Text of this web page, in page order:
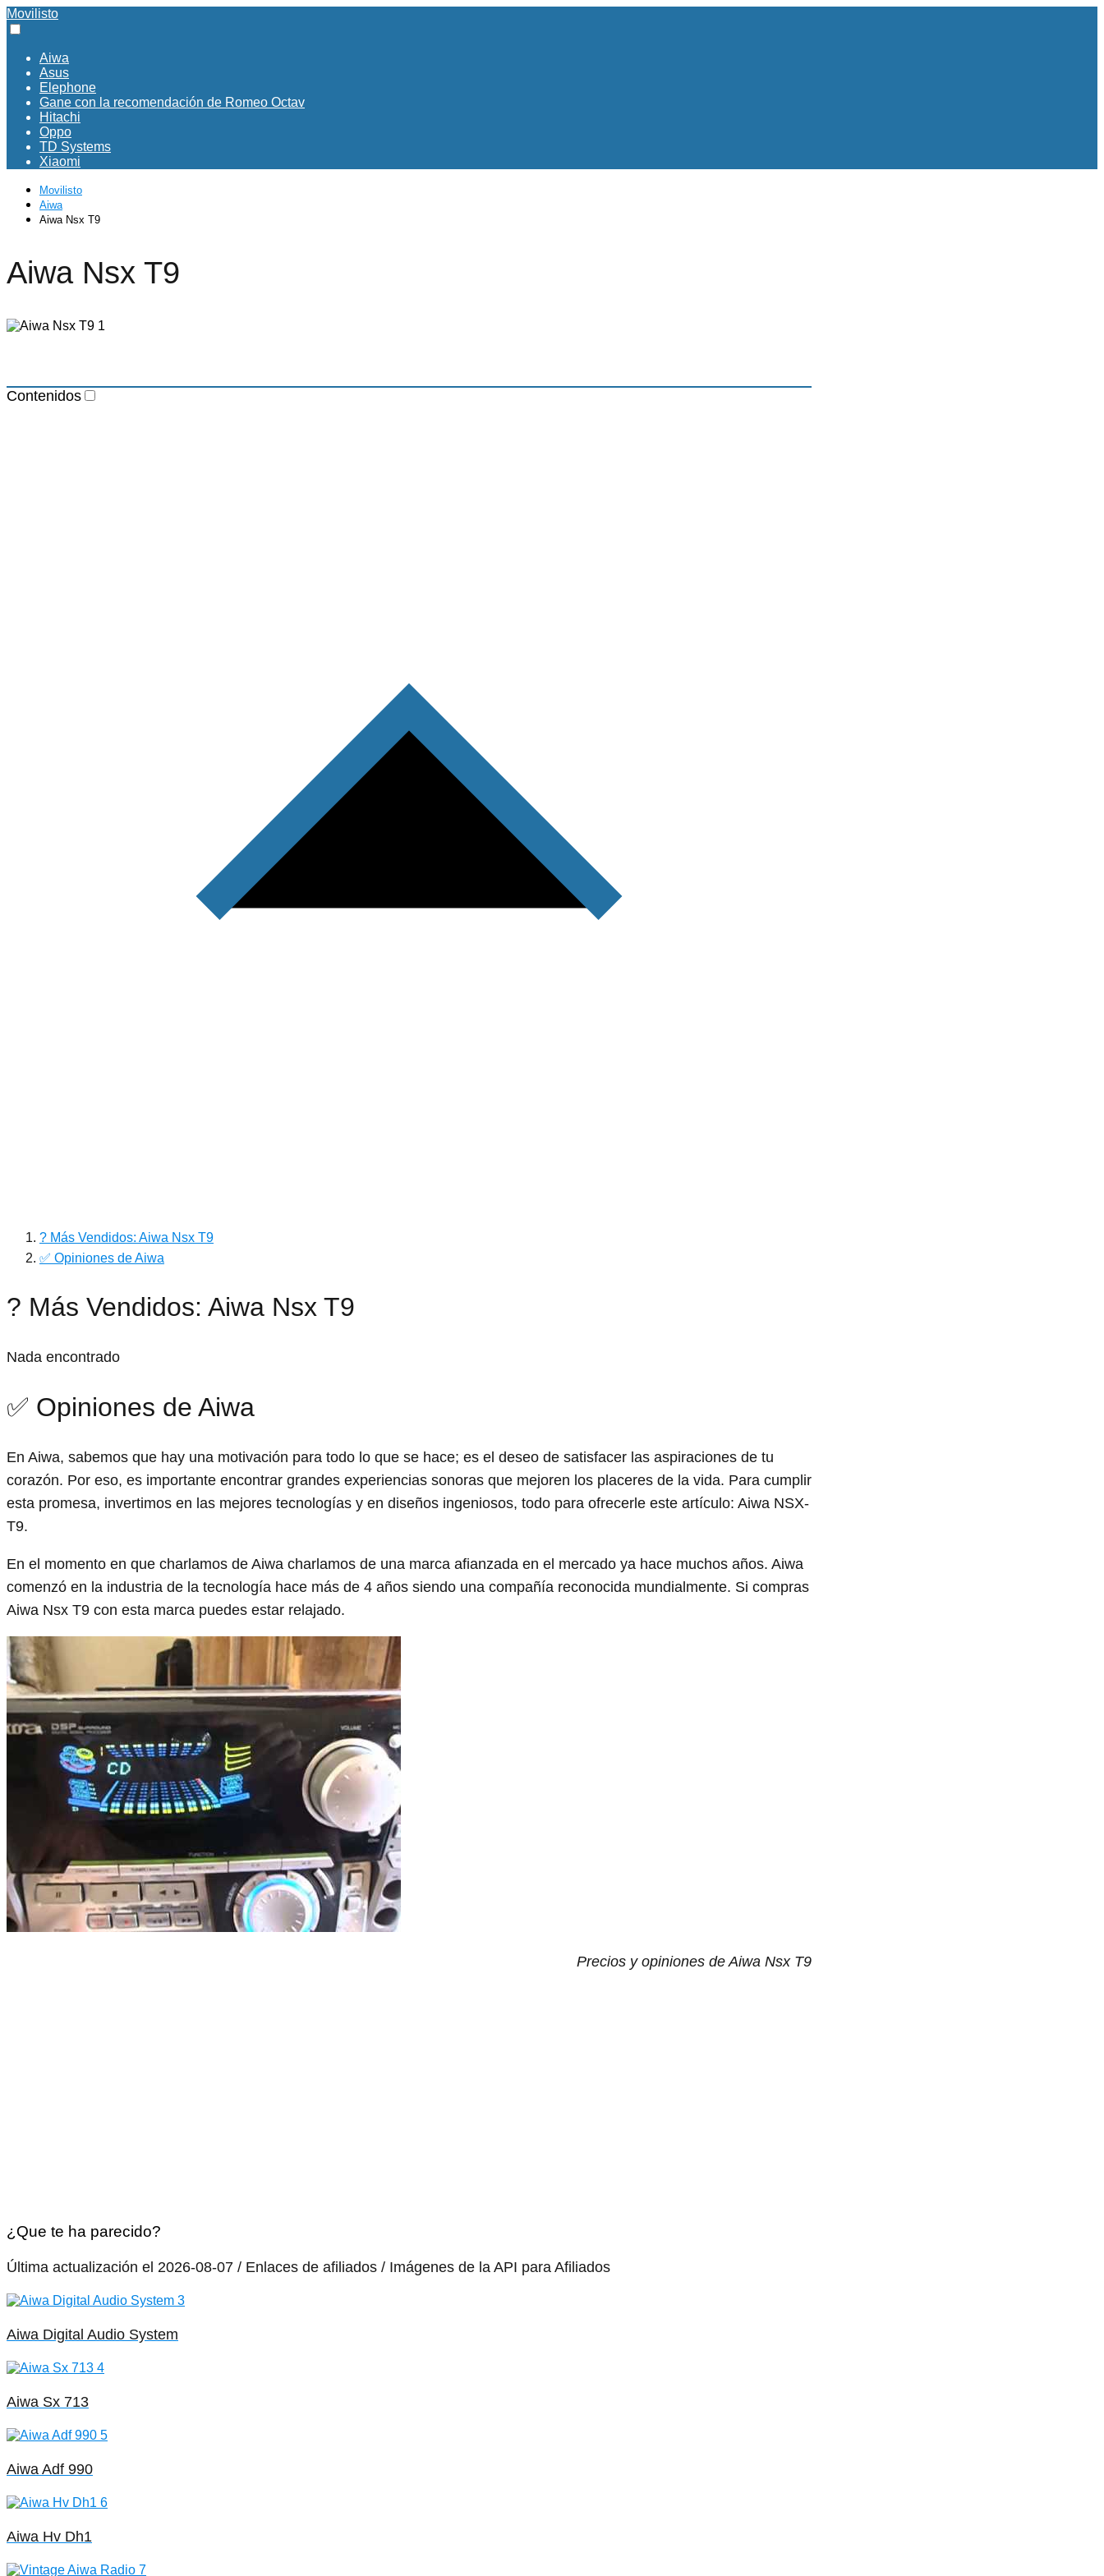
Movilisto
Aiwa
Asus
Elephone
Gane con la recomendación de Romeo Octav
Hitachi
Oppo
TD Systems
Xiaomi
Movilisto
Aiwa
Aiwa Nsx T9
Aiwa Nsx T9
Contenidos
? Más Vendidos: Aiwa Nsx T9
✅ Opiniones de Aiwa
? Más Vendidos: Aiwa Nsx T9
Nada encontrado
✅ Opiniones de Aiwa
En Aiwa, sabemos que hay una motivación para todo lo que se hace; es el deseo de satisfacer las aspiraciones de tu
corazón. Por eso, es importante encontrar grandes experiencias sonoras que mejoren los placeres de la vida. Para cumplir
esta promesa, invertimos en las mejores tecnologías y en diseños ingeniosos, todo para ofrecerle este artículo: Aiwa NSX-
T9.
En el momento en que charlamos de Aiwa charlamos de una marca afianzada en el mercado ya hace muchos años. Aiwa
comenzó en la industria de la tecnología hace más de 4 años siendo una compañía reconocida mundialmente. Si compras
Aiwa Nsx T9 con esta marca puedes estar relajado.
Precios y opiniones de Aiwa Nsx T9
¿Que te ha parecido?
Última actualización el 2026-08-07 / Enlaces de afiliados / Imágenes de la API para Afiliados
Aiwa Digital Audio System
Aiwa Sx 713
Aiwa Adf 990
Aiwa Hv Dh1